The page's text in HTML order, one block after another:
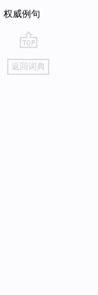
权威例句
go
top
返回词典